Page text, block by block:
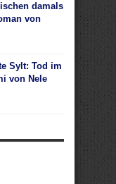
damals
von
Sylt: Tod im
von Nele